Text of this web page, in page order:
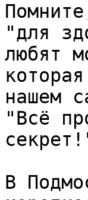
"для
любят
нашем
"Всё
В